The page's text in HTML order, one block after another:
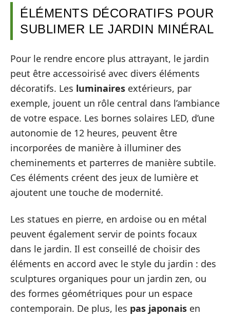
ÉLÉMENTS DÉCORATIFS POUR
SUBLIMER LE JARDIN MINÉRAL
Pour le rendre encore plus attrayant, le jardin
peut être accessoirisé avec divers éléments
décoratifs. Les luminaires extérieurs, par
exemple, jouent un rôle central dans l’ambiance
de votre espace. Les bornes solaires LED, d’une
autonomie de 12 heures, peuvent être
incorporées de manière à illuminer des
cheminements et parterres de manière subtile.
Ces éléments créent des jeux de lumière et
ajoutent une touche de modernité.
Les statues en pierre, en ardoise ou en métal
peuvent également servir de points focaux
dans le jardin. Il est conseillé de choisir des
éléments en accord avec le style du jardin : des
sculptures organiques pour un jardin zen, ou
des formes géométriques pour un espace
contemporain. De plus, les pas japonais en